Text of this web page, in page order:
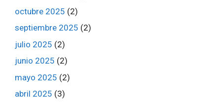
octubre 2025 (2)
septiembre 2025 (2)
julio 2025 (2)
junio 2025 (2)
mayo 2025 (2)
abril 2025 (3)